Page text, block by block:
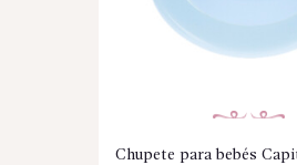
Chupete para bebés